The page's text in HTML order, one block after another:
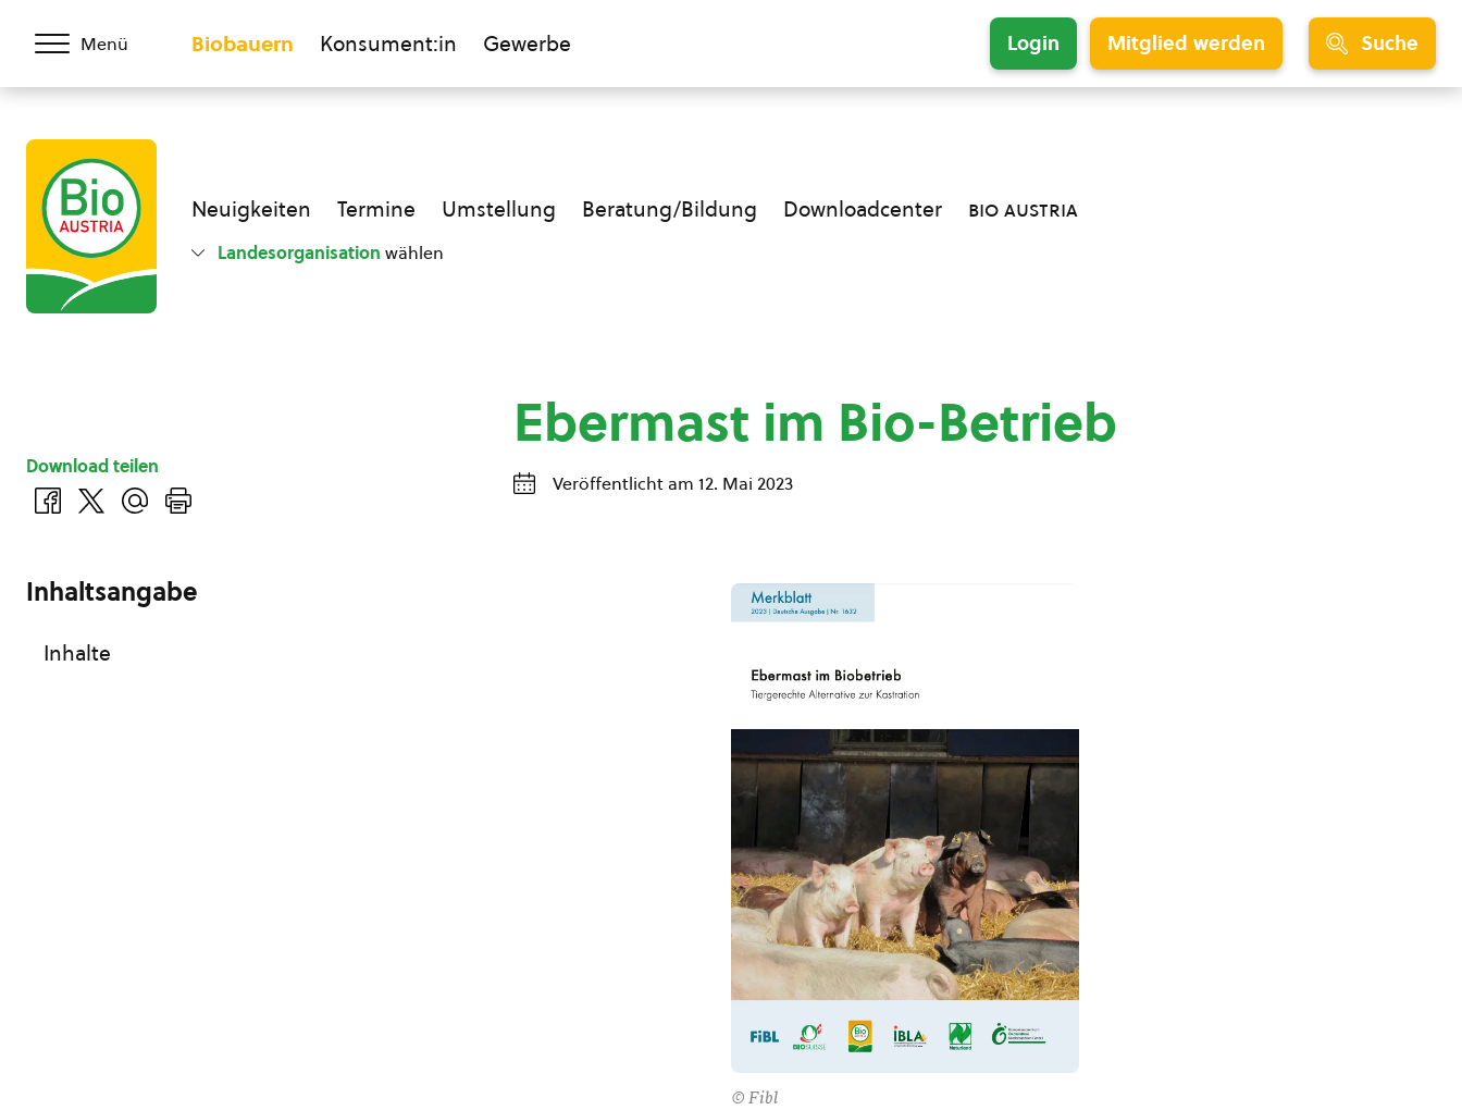
Menü Biobauern Konsument:in Gewerbe Login Mitglied werden Suche
Neuigkeiten Termine Umstellung Beratung/Bildung Downloadcenter bio austria
Landesorganisation wählen
Ebermast im Bio-Betrieb
Veröffentlicht am 12. Mai 2023
© Fibl
Download teilen
Inhaltsangabe
Inhalte